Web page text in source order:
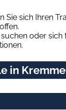
Sie sich Ihren
oder
in